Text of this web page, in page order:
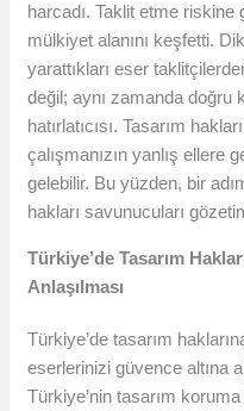
harcadı. Taklit etme
mülkiyet alanını keşfetti.
yarattıkları eser
değil; aynı zamanda doğru
hatırlatıcısı. Tasarım
çalışmanızın yanlış ellere
gelebilir. Bu yüzden, bir
hakları savunucuları
Türkiye’de Tasarım
Anlaşılması
Türkiye’de tasarım
eserlerinizi güvence altına
Türkiye’nin tasarım